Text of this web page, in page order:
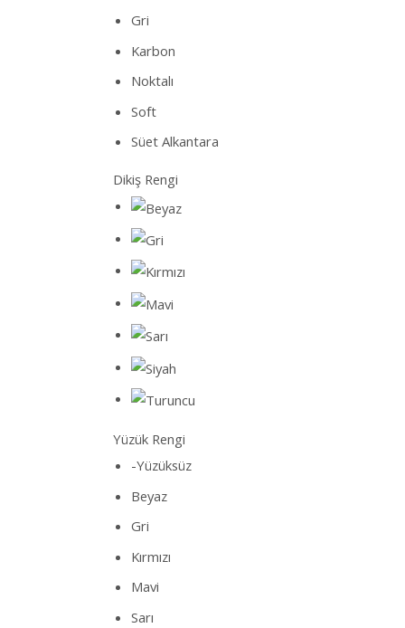
Gri
Karbon
Noktalı
Soft
Süet Alkantara
Dikiş Rengi
Yüzük Rengi
-Yüzüksüz
Beyaz
Gri
Kırmızı
Mavi
Sarı